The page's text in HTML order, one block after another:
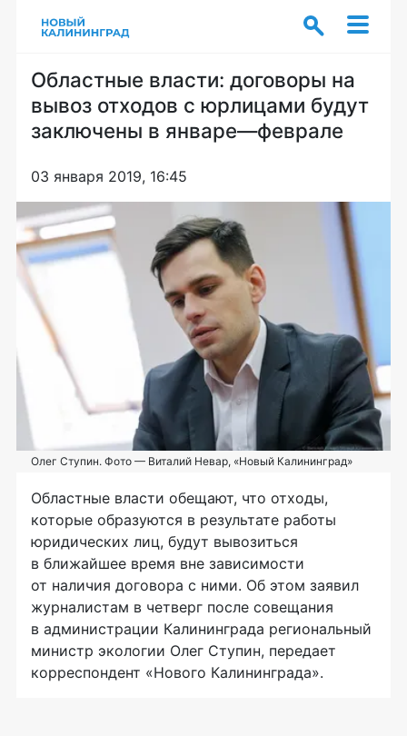
Областные власти: договоры на
вывоз отходов с юрлицами будут
заключены в январе—феврале
03 января 2019, 16:45
Олег Ступин. Фото — Виталий Невар, «Новый Калининград»
Областные власти обещают, что отходы,
которые образуются в результате работы
юридических лиц, будут вывозиться
в ближайшее время вне зависимости
от наличия договора с ними. Об этом заявил
журналистам в четверг после совещания
в администрации Калининграда региональный
министр экологии Олег Ступин, передает
корреспондент «Нового Калининграда».